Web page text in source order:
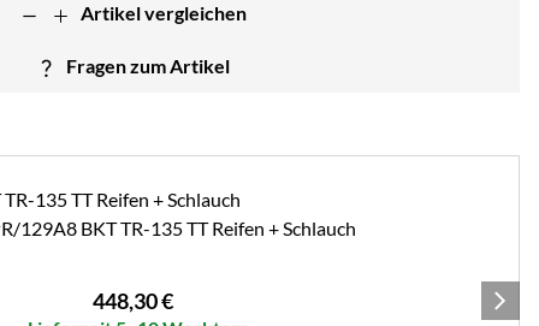
Artikel vergleichen
Fragen zum Artikel
129A8 BKT TR-135 TT Reifen + Schlauch
448,30€